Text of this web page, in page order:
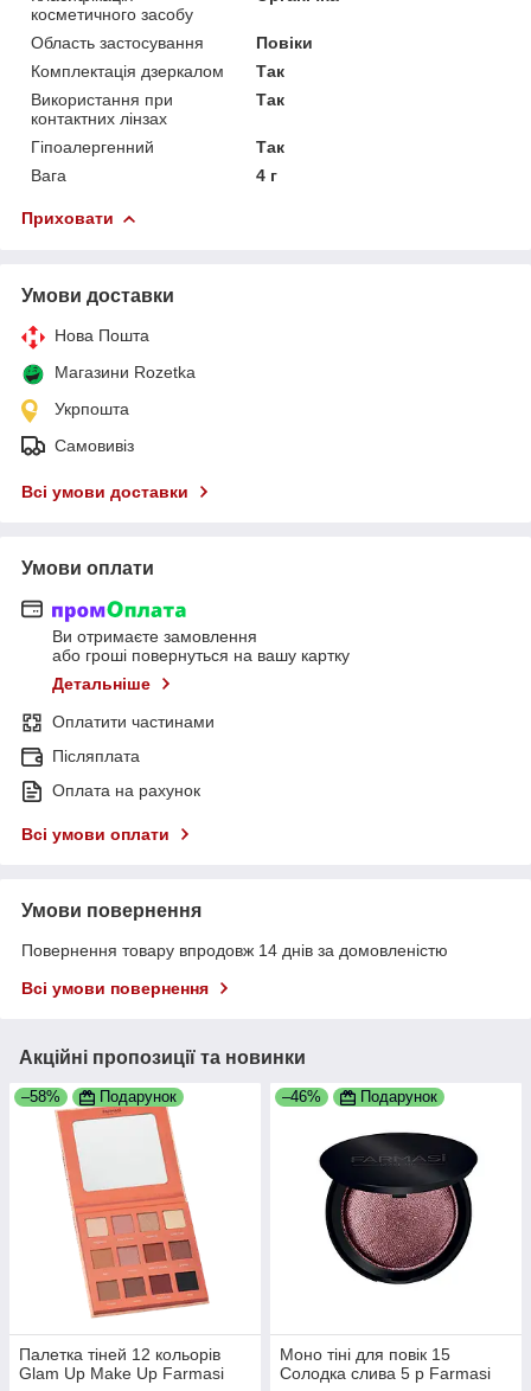
косметичного засобу
Область застосування
Повіки
Комплектація дзеркалом
Так
Використання при
контактних лінзах
Так
Гіпоалергенний
Так
Вага
4 г
Приховати
Умови доставки
Нова Пошта
Магазини Rozetka
Укрпошта
Самовивіз
Всі умови доставки
Умови оплати
Ви отримаєте замовлення
або гроші повернуться на вашу картку
Детальніше
Оплатити частинами
Післяплата
Оплата на рахунок
Всі умови оплати
Умови повернення
Повернення товару впродовж 14 днів за домовленістю
Всі умови повернення
Акційні пропозиції та новинки
–58% Подарунок
Палетка тіней 12 кольорів
Glam Up Make Up Farmasi
–46% Подарунок
Моно тіні для повік 15
Солодка слива 5 р Farmasi